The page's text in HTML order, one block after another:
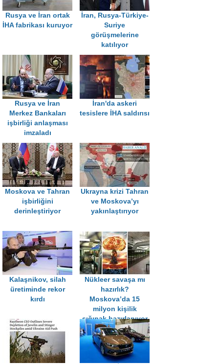
Rusya ve İran ortak
İHA fabrikası kuruyor
İran, Rusya-Türkiye-
Suriye
görüşmelerine
katılıyor
Rusya ve İran
Merkez Bankaları
işbirliği anlaşması
imzaladı
İran'da askeri
tesislere İHA saldırısı
Moskova ve Tahran
işbirliğini
derinleştiriyor
Ukrayna krizi Tahran
ve Moskova’yı
yakınlaştırıyor
Kalaşnikov, silah
üretiminde rekor
kırdı
Nükleer savaşa mı
hazırlık?
Moskova’da 15
milyon kişilik
sığınak hazırlanıyor